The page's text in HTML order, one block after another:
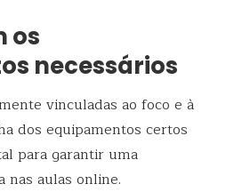
os
necessários
vinculadas ao foco e à
dos equipamentos certos
para garantir uma
nas aulas online.